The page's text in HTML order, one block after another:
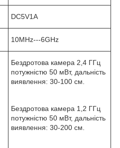
DC5V1A
10MHz---6GHz
Бездротова камера 2,4 ГГц
потужністю 50 мВт, дальність
виявлення: 30-100 см.
Бездротова камера 1,2 ГГц
потужністю 50 мВт, дальність
виявлення: 30-200 см.